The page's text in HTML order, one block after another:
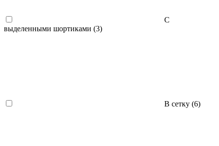
С
выделенными шортиками (3)
В сетку (6)